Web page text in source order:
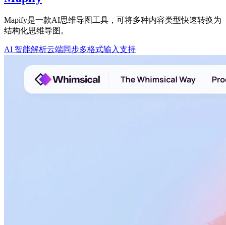
Mapify是一款AI思维导图工具，可将多种内容类型快速转换为
结构化思维导图。
AI 智能解析云端同步多格式输入支持